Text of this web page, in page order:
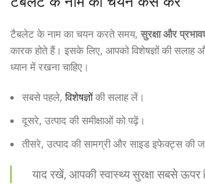
टैबलेट के नाम का चयन करते समय, सुरक्षा और
कारक होते हैं। इसके लिए, आपको विशेषज्ञों की सलाह
ध्यान में रखना चाहिए।
सबसे पहले,विशेषज्ञोंकी सलाह लें।
दूसरे, उत्पाद की समीक्षाओं को पढ़ें।
तीसरे, उत्पाद की सामग्री और साइड इफेक्ट्स की
याद रखें, आपकी स्वास्थ्य सुरक्षा सबसे ऊपर